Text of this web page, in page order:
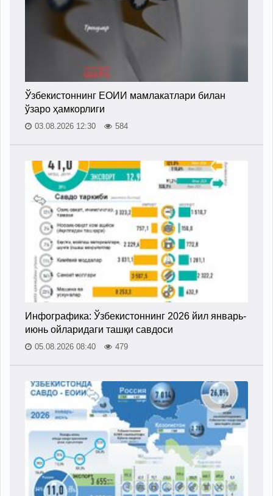
Ўзбекистоннинг ЕОИИ мамлакатлари билан
ўзаро ҳамкорлиги
03.08.2026 12:30 584
Инфографика: Ўзбекистоннинг 2026 йил январь-
июнь ойларидаги ташқи савдоси
05.08.2026 08:40 479